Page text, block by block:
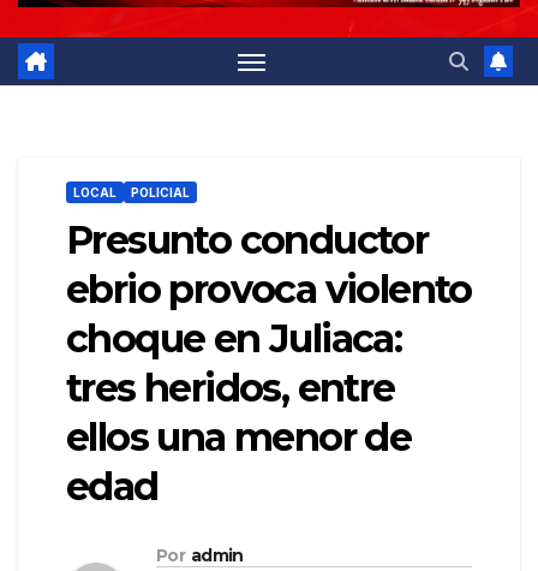
LOCAL POLICIAL
Presunto conductor
ebrio provoca violento
choque en Juliaca:
tres heridos, entre
ellos una menor de
edad
Por admin